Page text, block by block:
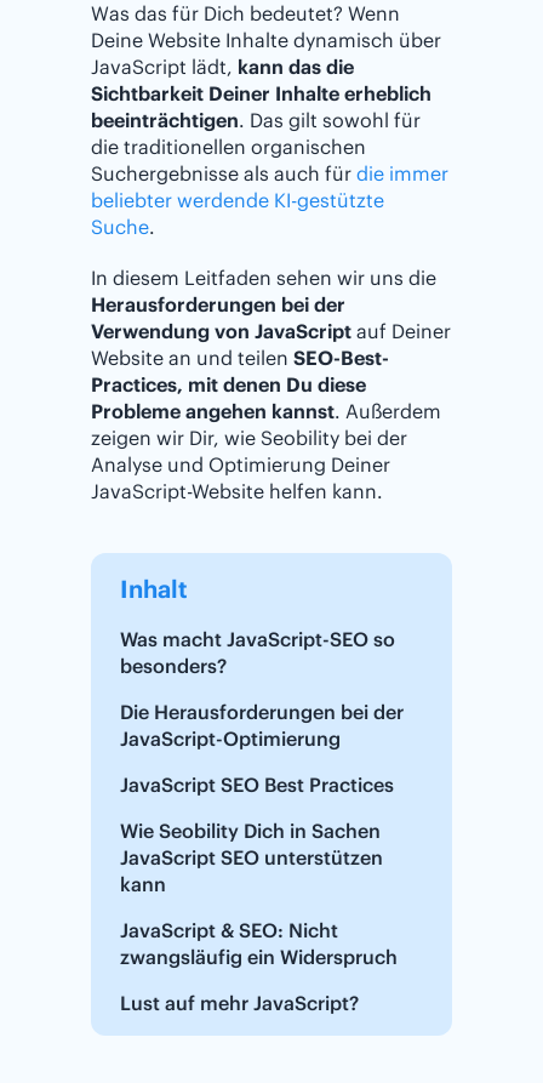
Was das für Dich bedeutet? Wenn
Deine Website Inhalte dynamisch über
JavaScript lädt, kann das die
Sichtbarkeit Deiner Inhalte erheblich
beeinträchtigen. Das gilt sowohl für
die traditionellen organischen
Suchergebnisse als auch für die immer
beliebter werdende KI-gestützte
Suche.
In diesem Leitfaden sehen wir uns die
Herausforderungen bei der
Verwendung von JavaScript auf Deiner
Website an und teilen SEO-Best-
Practices, mit denen Du diese
Probleme angehen kannst. Außerdem
zeigen wir Dir, wie Seobility bei der
Analyse und Optimierung Deiner
JavaScript-Website helfen kann.
Inhalt
Was macht JavaScript-SEO so
besonders?
Die Herausforderungen bei der
JavaScript-Optimierung
JavaScript SEO Best Practices
Wie Seobility Dich in Sachen
JavaScript SEO unterstützen
kann
JavaScript & SEO: Nicht
zwangsläufig ein Widerspruch
Lust auf mehr JavaScript?